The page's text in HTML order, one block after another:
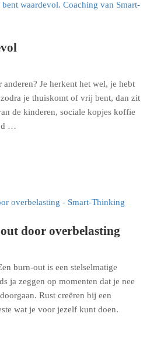
Je herkent het wel, je hebt
je thuiskomt of vrij bent, dan zit
de kinderen, sociale kopjes koffie
…
door overbelasting
burn-out is een stelselmatige
ja zeggen op momenten dat je nee
Rust creëren bij een
wat je voor jezelf kunt doen.